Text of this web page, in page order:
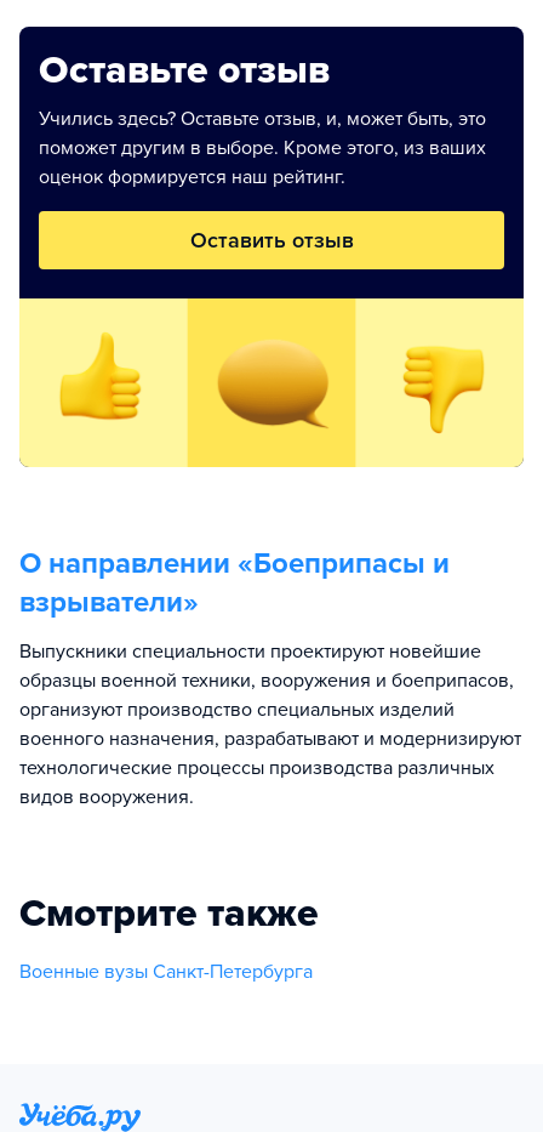
Оставьте отзыв
Учились здесь? Оставьте отзыв, и, может быть, это
поможет другим в выборе. Кроме этого, из ваших
оценок формируется наш рейтинг.
Оставить отзыв
О направлении «Боеприпасы и
взрыватели»
Выпускники специальности проектируют новейшие
образцы военной техники, вооружения и боеприпасов,
организуют производство специальных изделий
военного назначения, разрабатывают и модернизируют
технологические процессы производства различных
видов вооружения.
Смотрите также
Военные вузы Санкт-Петербурга